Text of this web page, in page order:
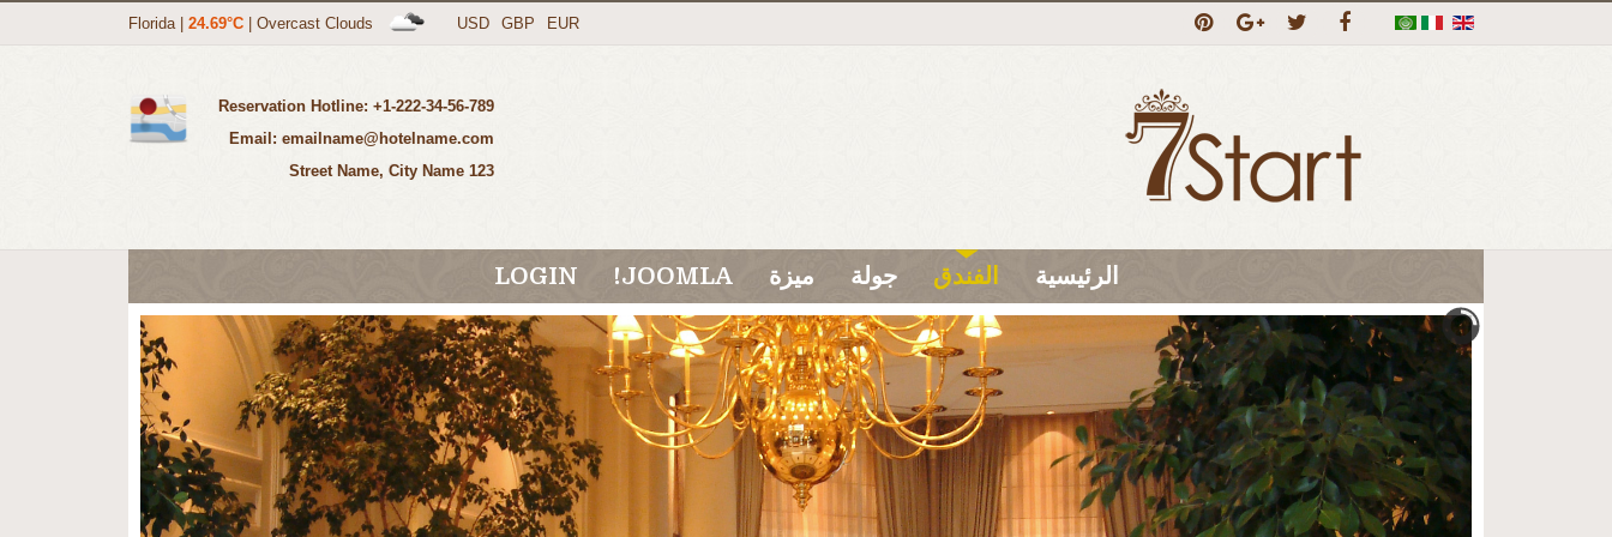
Florida 24.69°C Overcast Clouds EUR
GBP
USD
Reservation Hotline: +1-222-34-56-789
Email: emailname@hotelname.com
123 Street Name, City Name
الرئيسية الفندق جولة ميزة JOOMLA!
LOGIN